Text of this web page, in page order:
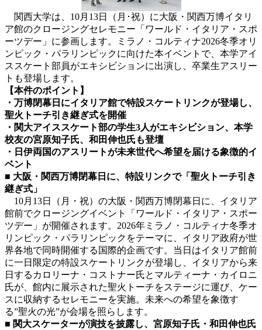
関西大学は、10月13日（月･祝）に大阪・関西万博イタリ
ア館のクロージングセレモニー「ワールド・イタリア・スポ
ーツデー」に参画します。ミラノ・コルティナ2026冬季オリ
ンピック・パラリンピックに向けた本イベントで、本学アイ
ススケート部員がエキシビションに出演し、卒業生アスリー
トも登場します。
【本件のポイント】
・万博閉幕日にイタリア館で特設スケートリンクが登場し、
聖火トーチ引き継ぎ式を開催
・関大アイススケート部の学生3人がエキシビション、本学
校友の宮原知子氏、和田伸也氏も登壇
・日伊両国のアスリートが未来世代へ希望を届ける象徴的イ
ベント
■ 大阪・関西万博閉幕日に、特設リンクで「聖火トーチ引き
継ぎ式」
10月13日（月・祝）の大阪・関西万博閉幕日に、イタリア
館前でクロージングイベント「ワールド・イタリア・スポー
ツデー」が開催されます。2026年ミラノ・コルティナ冬季オ
リンピック・パラリンピックをテーマに、イタリア政府が世
界各地で同時開催する国際的企画です。当日はイタリア館前
に一日限定の特設スケートリンクが登場し、イタリアから来
日するカロリーナ・コストナー氏とマルティーナ・カイロニ
氏が、館内に展示された聖火トーチをステージに運び、ケー
スに収納するセレモニーを実施。未来への希望を象徴す
る”聖火の光”が会場を照らします。
■ 関大スケーターが演技を披露し、宮原知子氏・和田伸也氏